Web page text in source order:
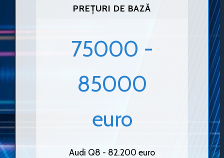
PREȚURI DE BAZĂ
75000 -
85000
euro
Audi Q8 - 82.200 euro